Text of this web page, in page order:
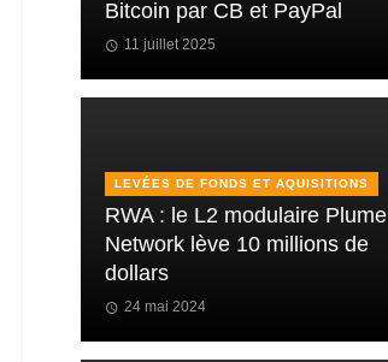
Bitcoin par CB et PayPal
11 juillet 2025
LEVÉES DE FONDS ET AQUISITIONS
RWA : le L2 modulaire Plume
Network lève 10 millions de
dollars
24 mai 2024